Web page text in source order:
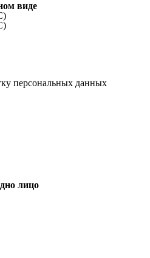
виде
персональных данных
лицо